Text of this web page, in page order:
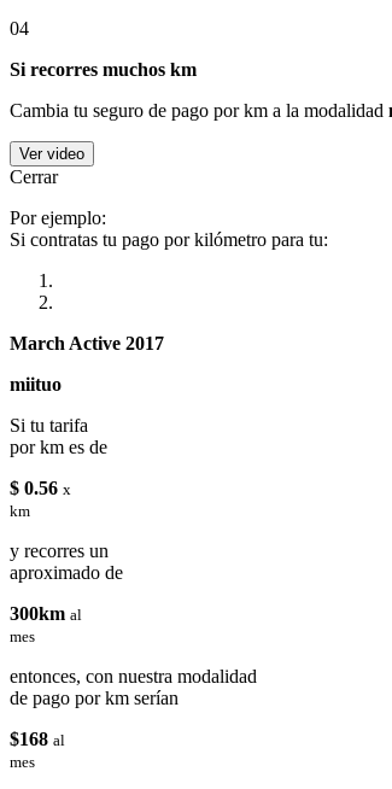
04
Si recorres muchos km
Cambia tu seguro de pago por km a la modalidad
Ver video
Cerrar
Por ejemplo:
Si contratas tu pago por kilómetro para tu:
March Active 2017
miituo
Si tu tarifa
por km es de
$ 0.56 x
km
y recorres un
aproximado de
300km al
mes
entonces, con nuestra modalidad
de pago por km serían
$168 al
mes